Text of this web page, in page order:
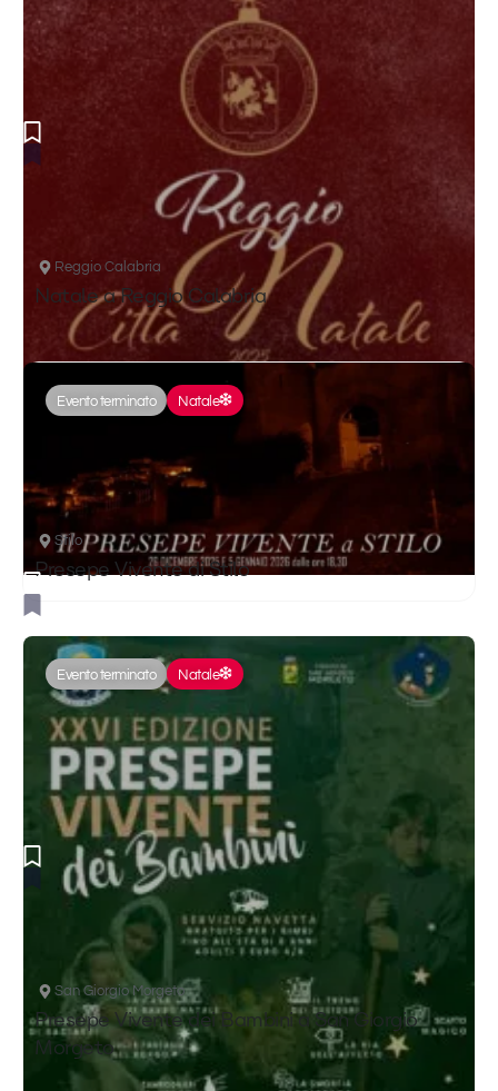
Reggio Calabria
Natale a Reggio Calabria
Stilo
Presepe Vivente di Stilo
Evento terminato Natale
San Giorgio Morgeto
Presepe Vivente dei Bambini a San Giorgio
Morgeto
Evento terminato Natale